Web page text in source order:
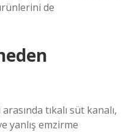
de
tıkalı süt kanalı,
yanlış emzirme